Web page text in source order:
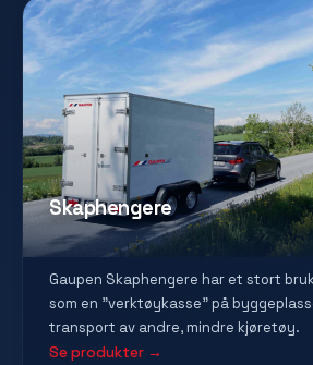
Skaphengere
Gaupen Skaphengere har et stort
som en "verktøykasse" på
transport av andre, mindre kjøretøy.
Se produkter →